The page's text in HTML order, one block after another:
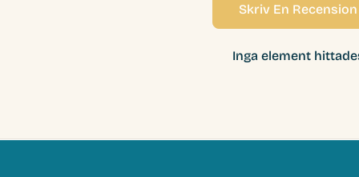
Skriv En Recension
Inga element